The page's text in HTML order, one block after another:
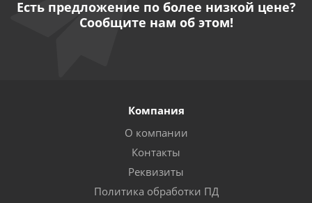
Есть предложение по более низкой цене?
Сообщите нам об этом!
Компания
О компании
Контакты
Реквизиты
Политика обработки ПД